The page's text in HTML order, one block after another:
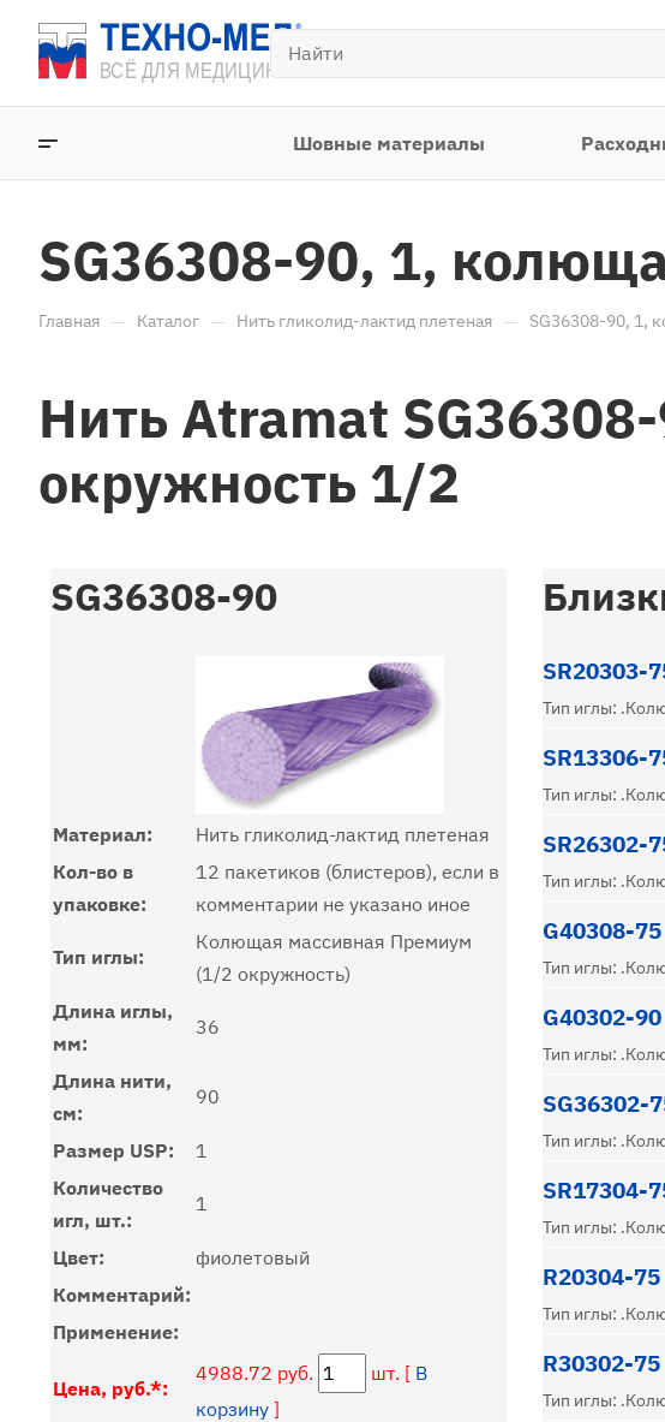
Шовные материалы
SG36308-90, 1,
Главная — Каталог — Нить гликолид-лактид плетеная — SG36308-90, 1,
Нить Atramat
окружность 1/2
SG36308-90
Материал:
Нить гликолид-лактид плетеная
Кол-во в
упаковке:
12 пакетиков (блистеров), если в
комментарии не указано иное
Тип иглы:
Колющая массивная Премиум
(1/2 окружность)
Длина иглы,
мм:
36
Длина нити,
см:
90
Размер USP:
1
Количество
игл, шт.:
1
Цвет:
фиолетовый
Комментарий:
Применение:
Цена, руб.*:
4988.72 руб. шт. [ В
корзину ]
SR20303-
Тип иглы:
SR13306-
Тип иглы:
SR26302-
Тип иглы:
G40308-75
Тип иглы:
G40302-90
Тип иглы:
SG36302-
Тип иглы:
SR17304-
Тип иглы:
R20304-75
Тип иглы:
R30302-75
Тип иглы: